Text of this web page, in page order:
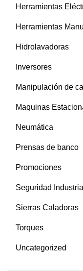
Herramientas
Herramientas
Hidrolavadoras
Inversores
Manipulación de
Maquinas
Neumática
Prensas de banco
Promociones
Seguridad Industrial
Sierras Caladoras
Torques
Uncategorized